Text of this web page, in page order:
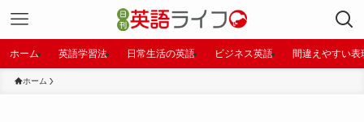
ホーム 英語学習法 日常生活の英語 ビジネス英語 間違えやすい表
ホーム